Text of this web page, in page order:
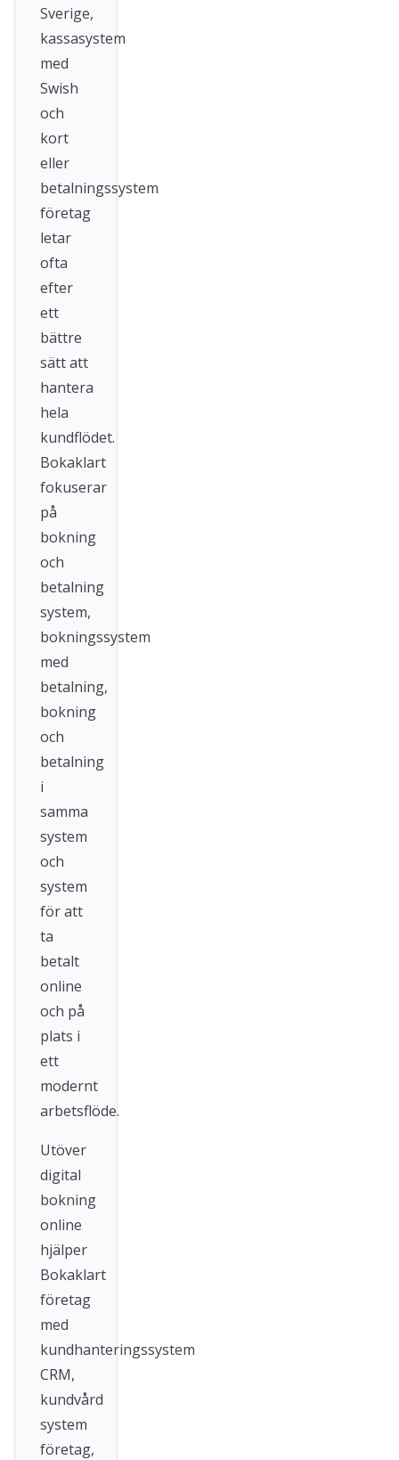
Sverige,
kassasystem
med
Swish
och
kort
eller
betalningssystem
företag
letar
ofta
efter
ett
bättre
sätt att
hantera
hela
kundflödet.
Bokaklart
fokuserar
på
bokning
och
betalning
system,
bokningssystem
med
betalning,
bokning
och
betalning
i
samma
system
och
system
för att
ta
betalt
online
och på
plats i
ett
modernt
arbetsflöde.
Utöver
digital
bokning
online
hjälper
Bokaklart
företag
med
kundhanteringssystem
CRM,
kundvård
system
företag,